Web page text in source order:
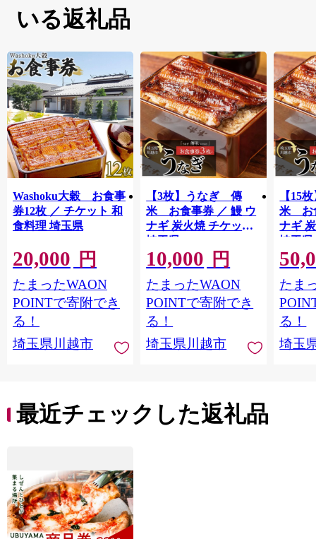
いる返礼品
Washoku大穀 お食事
券12枚 ／ チケット 和
食料理 埼玉県
20,000 円
たまったWAON
POINTで寄附でき
る！
埼玉県川越市
【3枚】うなぎ 傳
米 お食事券 ／ 鰻 ウ
ナギ 炭火焼 チケット
埼玉県
10,000 円
たまったWAON
POINTで寄附でき
る！
埼玉県川越市
【15
米 お
ナギ
埼玉県
たま
る！
埼玉
最近チェックした返礼品